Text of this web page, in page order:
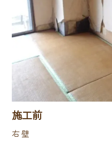
施工前
右壁